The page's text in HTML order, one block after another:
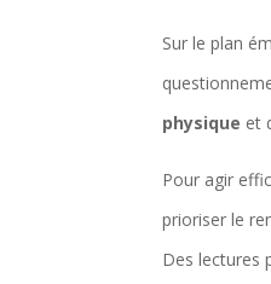
Sur le plan
physique et
Pour agir
prioriser le
Des lectures